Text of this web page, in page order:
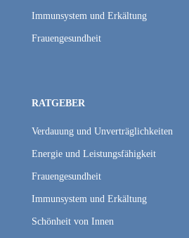
Immunsystem und Erkältung
Frauengesundheit
RATGEBER
Verdauung und Unverträglichkeiten
Energie und Leistungsfähigkeit
Frauengesundheit
Immunsystem und Erkältung
Schönheit von Innen